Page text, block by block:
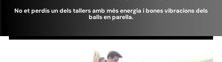
No et perdis un dels tallers amb més energía i bones vibracions dels
balls en parella.